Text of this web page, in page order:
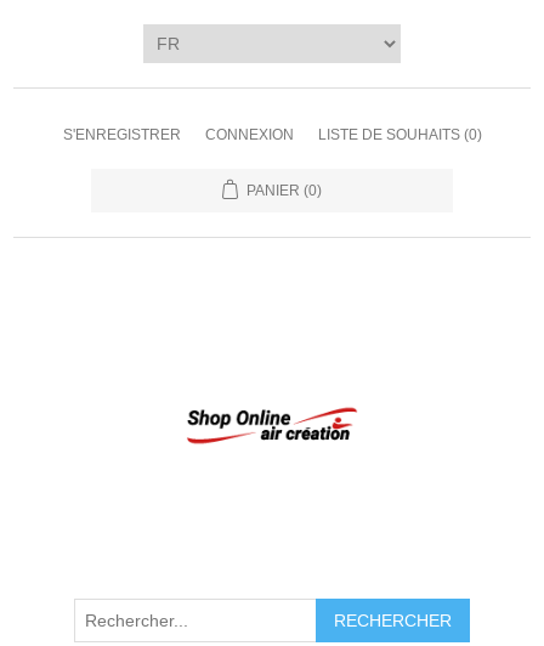
S'ENREGISTRER CONNEXION LISTE DE SOUHAITS (0)
PANIER (0)
RECHERCHER